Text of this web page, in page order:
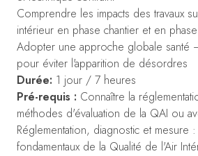
Comprendre les impacts des travaux
intérieur en phase chantier et en
Adopter une approche globale
pour éviter l'apparition de désordres
Durée: 1 jour / 7 heures
Pré-requis : Connaître la
méthodes d'évaluation de la QAI ou
Réglementation, diagnostic et mesure
fondamentaux de la Qualité de l'Air